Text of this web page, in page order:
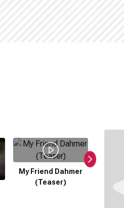
My Friend Dahmer
(Teaser)